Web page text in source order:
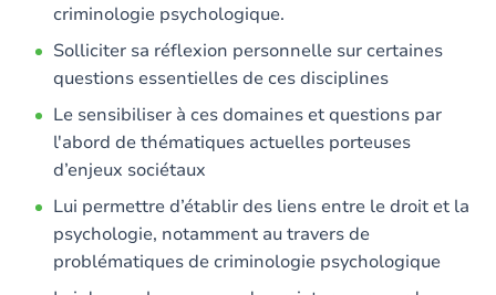
criminologie psychologique.
Solliciter sa réflexion personnelle sur certaines
questions essentielles de ces disciplines
Le sensibiliser à ces domaines et questions par
l'abord de thématiques actuelles porteuses
d’enjeux sociétaux
Lui permettre d’établir des liens entre le droit et la
psychologie, notamment au travers de
problématiques de criminologie psychologique